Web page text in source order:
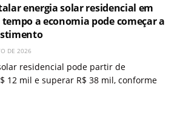
energia solar residencial em
a economia pode começar a
DE 2026
residencial pode partir de
12 mil e superar R$ 38 mil, conforme